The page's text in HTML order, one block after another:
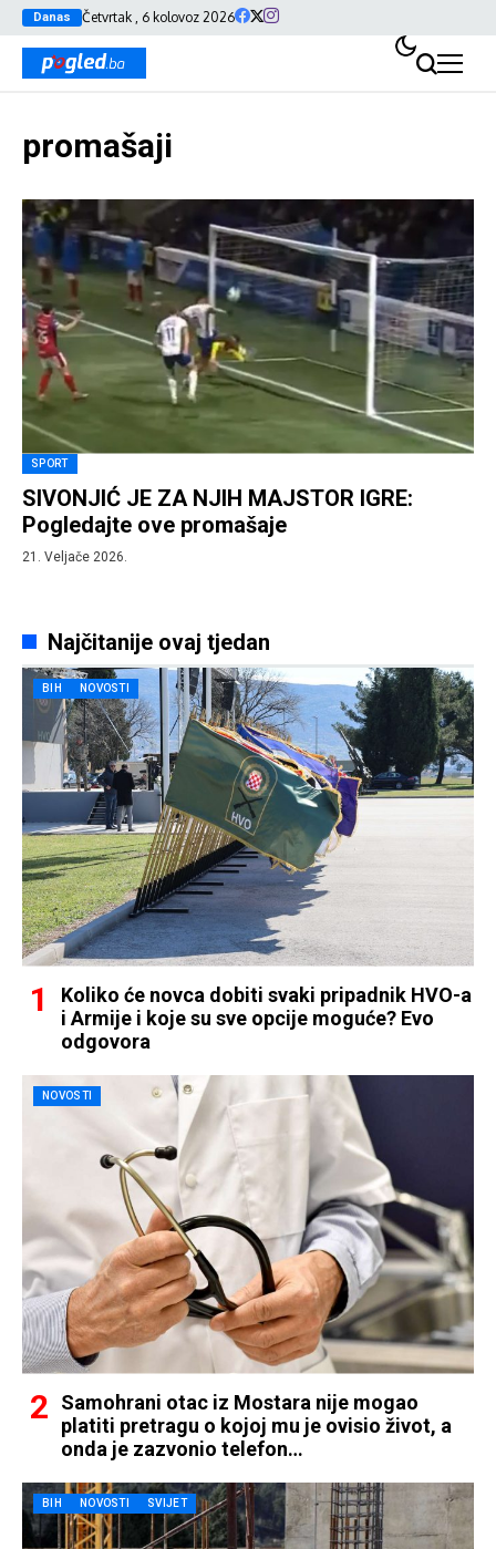
Danas Četvrtak , 6 kolovoz 2026
promašaji
SPORT
SIVONJIĆ JE ZA NJIH MAJSTOR IGRE:
Pogledajte ove promašaje
21. Veljače 2026.
Najčitanije ovaj tjedan
BIH NOVOSTI
Koliko će novca dobiti svaki pripadnik HVO-a
i Armije i koje su sve opcije moguće? Evo
odgovora
NOVOSTI
Samohrani otac iz Mostara nije mogao
platiti pretragu o kojoj mu je ovisio život, a
onda je zazvonio telefon…
BIH NOVOSTI SVIJET